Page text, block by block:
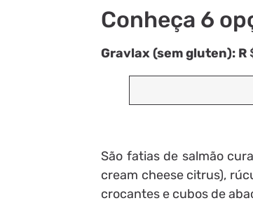
Conheça 6
Gravlax (sem gluten): R
São fatias de salmão
cream cheese citrus),
crocantes e cubos de